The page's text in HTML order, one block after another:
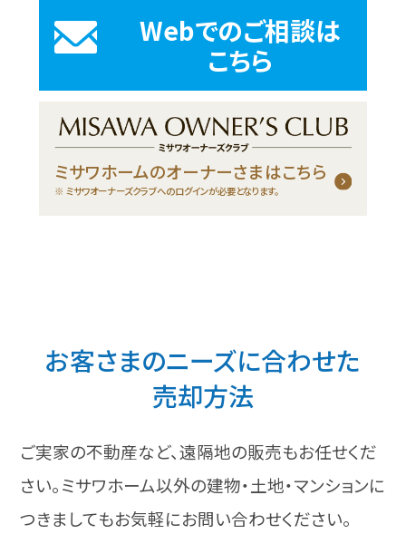
Webでのご相談は
こちら
ミサワホームのオーナーさまはこちら
ミサワオーナーズクラブへのログインが必要となります。
お客さまのニーズに合わせた
売却方法
ご実家の不動産など、遠隔地の販売もお任せくだ
さい。ミサワホーム以外の建物・土地・マンションに
つきましてもお気軽にお問い合わせください。